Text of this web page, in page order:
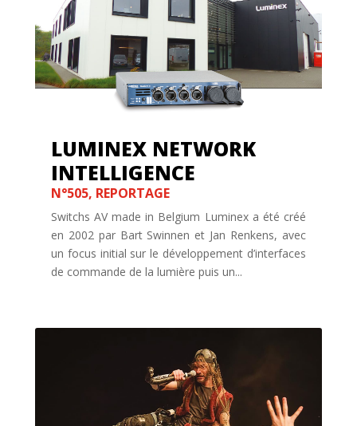
LUMINEX NETWORK
INTELLIGENCE
N°505, REPORTAGE
Switchs AV made in Belgium Luminex a été créé
en 2002 par Bart Swinnen et Jan Renkens, avec
un focus initial sur le développement d’interfaces
de commande de la lumière puis un...